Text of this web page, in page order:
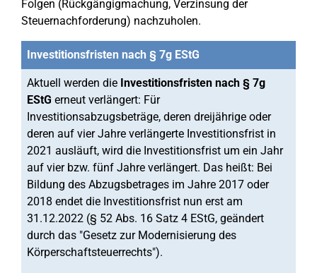
Folgen (Rückgängigmachung, Verzinsung der
Steuernachforderung) nachzuholen.
Investitionsfristen nach § 7g EStG
Aktuell werden die Investitionsfristen nach § 7g
EStG erneut verlängert: Für
Investitionsabzugsbeträge, deren dreijährige oder
deren auf vier Jahre verlängerte Investitionsfrist in
2021 ausläuft, wird die Investitionsfrist um ein Jahr
auf vier bzw. fünf Jahre verlängert. Das heißt: Bei
Bildung des Abzugsbetrages im Jahre 2017 oder
2018 endet die Investitionsfrist nun erst am
31.12.2022 (§ 52 Abs. 16 Satz 4 EStG, geändert
durch das "Gesetz zur Modernisierung des
Körperschaftsteuerrechts").